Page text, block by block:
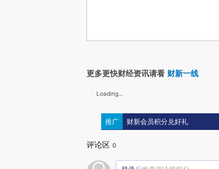
更多更快财经资讯请看 财新一线
Loading...
推广 财新会员积分兑好礼
评论区 0